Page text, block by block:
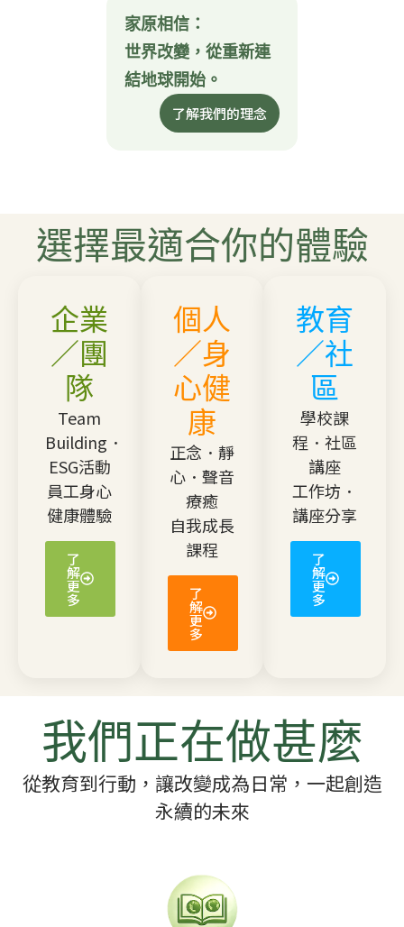
家原相信：
世界改變，從重新連
結地球開始。
了解我們的理念
選擇最適合你的體驗
企業
／團
隊
Team
Building．
ESG活動
員工身心
健康體驗
了
解
更
多
個人
／身
心健
康
正念．靜
心．聲音
療癒
自我成長
課程
了
解
更
多
教育
／社
區
學校課
程．社區
講座
工作坊．
講座分享
了
解
更
多
我們正在做甚麼
從教育到行動，讓改變成為日常，一起創造
永續的未來